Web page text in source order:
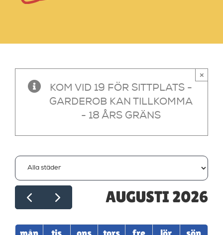
KOM VID 19 FÖR SITTPLATS -
GARDEROB KAN TILLKOMMA
- 18 ÅRS GRÄNS
×
AUGUSTI 2026